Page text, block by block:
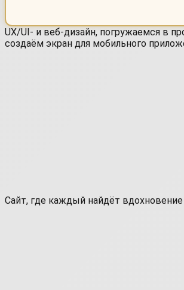
UX/UI- и веб-дизайн, погружаемся в
создаём экран для мобильного
Сайт, где каждый найдёт